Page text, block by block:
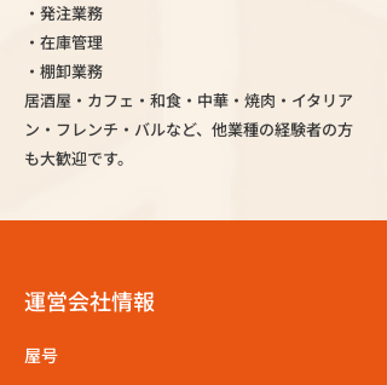
・発注業務
・在庫管理
・棚卸業務
居酒屋・カフェ・和食・中華・焼肉・イタリア
ン・フレンチ・バルなど、他業種の経験者の方
も大歓迎です。
運営会社情報
屋号